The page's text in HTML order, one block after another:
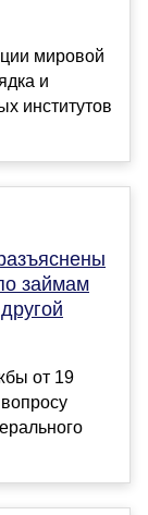
мировой
и
институтов
займам
от 19